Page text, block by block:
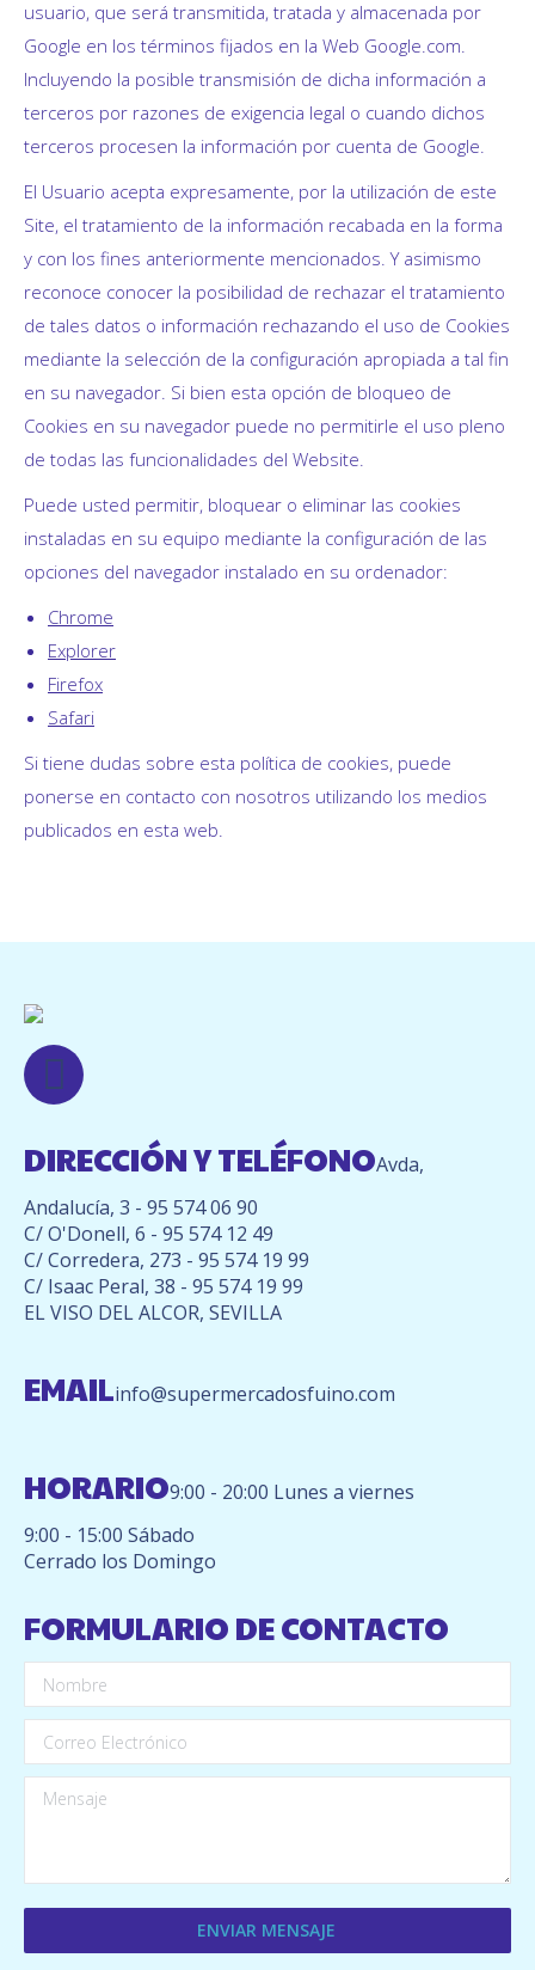
usuario, que será transmitida, tratada y almacenada por
Google en los términos fijados en la Web Google.com.
Incluyendo la posible transmisión de dicha información a
terceros por razones de exigencia legal o cuando dichos
terceros procesen la información por cuenta de Google.
El Usuario acepta expresamente, por la utilización de este
Site, el tratamiento de la información recabada en la forma
y con los fines anteriormente mencionados. Y asimismo
reconoce conocer la posibilidad de rechazar el tratamiento
de tales datos o información rechazando el uso de Cookies
mediante la selección de la configuración apropiada a tal fin
en su navegador. Si bien esta opción de bloqueo de
Cookies en su navegador puede no permitirle el uso pleno
de todas las funcionalidades del Website.
Puede usted permitir, bloquear o eliminar las cookies
instaladas en su equipo mediante la configuración de las
opciones del navegador instalado en su ordenador:
Chrome
Explorer
Firefox
Safari
Si tiene dudas sobre esta política de cookies, puede
ponerse en contacto con nosotros utilizando los medios
publicados en esta web.
Encuéntranos en:
Facebook
opens
new
window
DIRECCIÓN Y TELÉFONOAvda,
Andalucía, 3 - 95 574 06 90
C/ O'Donell, 6 - 95 574 12 49
C/ Corredera, 273 - 95 574 19 99
C/ Isaac Peral, 38 - 95 574 19 99
EL VISO DEL ALCOR, SEVILLA
EMAILinfo@supermercadosfuino.com
HORARIO9:00 - 20:00 Lunes a viernes
9:00 - 15:00 Sábado
Cerrado los Domingo
FORMULARIO DE CONTACTO